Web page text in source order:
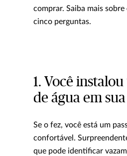
comprar. Saiba mais
cinco perguntas.
1. Você
de água em sua
Se o fez, você está um
confortável.
que pode identificar